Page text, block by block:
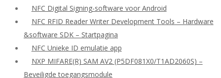
NFC Digital Signing-software voor Android
NFC RFID Reader Writer Development Tools – Hardware
&software SDK – Startpagina
NFC Unieke ID emulatie app
NXP MIFARE(R) SAM AV2 (P5DF081X0/T1AD2060S) –
Beveiligde toegangsmodule